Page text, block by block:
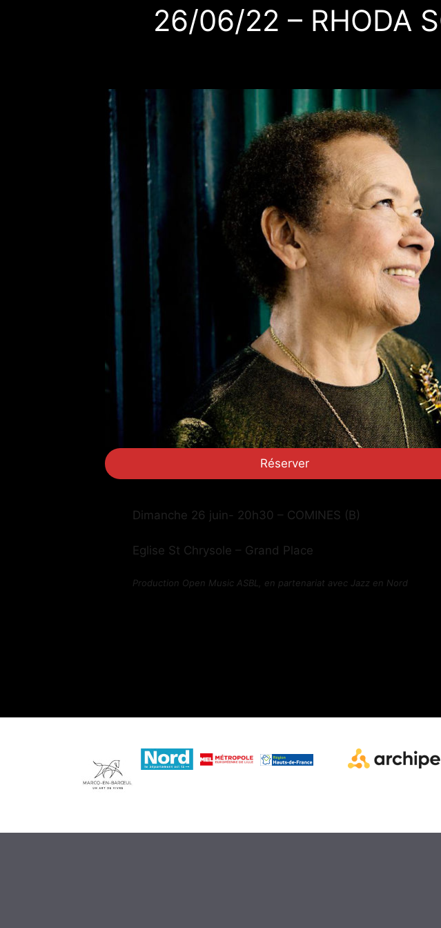
26/06/22 – RHODA
Réserver
Dimanche 26 juin- 20h30 – COMINES (B)
Eglise St Chrysole – Grand Place
Production Open Music ASBL, en partenariat avec Jazz en Nord